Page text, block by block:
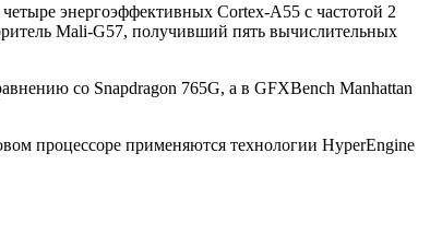
энергоэффективных Cortex-A55 с частотой 2
Mali-G57, получивший пять вычислительных
со Snapdragon 765G, а в GFXBench Manhattan
процессоре применяются технологии HyperEngine